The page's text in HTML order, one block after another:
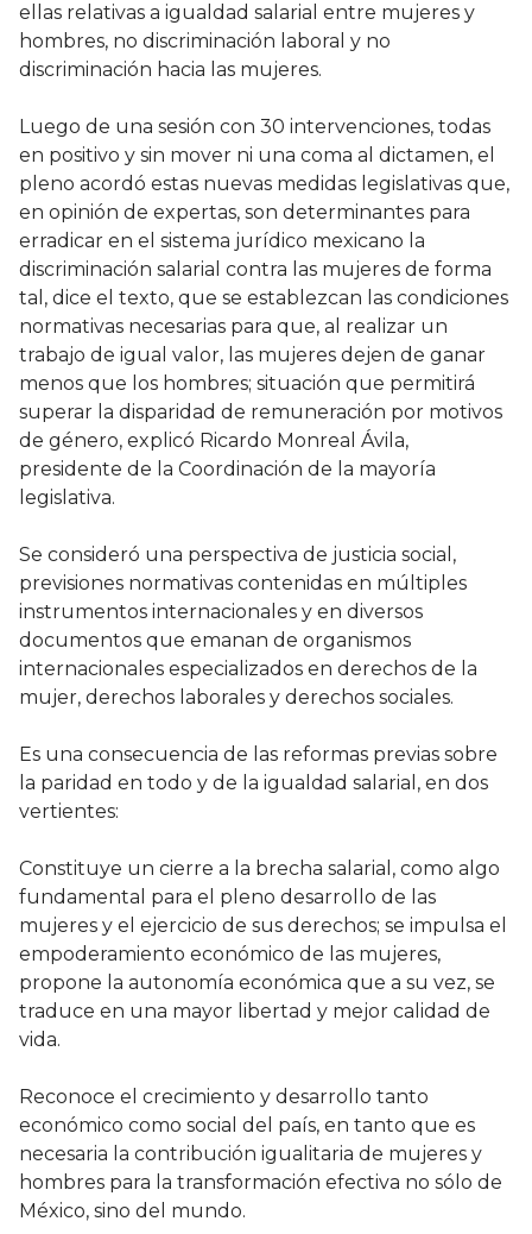
ellas relativas a igualdad salarial entre mujeres y
hombres, no discriminación laboral y no
discriminación hacia las mujeres.
Luego de una sesión con 30 intervenciones, todas
en positivo y sin mover ni una coma al dictamen, el
pleno acordó estas nuevas medidas legislativas que,
en opinión de expertas, son determinantes para
erradicar en el sistema jurídico mexicano la
discriminación salarial contra las mujeres de forma
tal, dice el texto, que se establezcan las condiciones
normativas necesarias para que, al realizar un
trabajo de igual valor, las mujeres dejen de ganar
menos que los hombres; situación que permitirá
superar la disparidad de remuneración por motivos
de género, explicó Ricardo Monreal Ávila,
presidente de la Coordinación de la mayoría
legislativa.
Se consideró una perspectiva de justicia social,
previsiones normativas contenidas en múltiples
instrumentos internacionales y en diversos
documentos que emanan de organismos
internacionales especializados en derechos de la
mujer, derechos laborales y derechos sociales.
Es una consecuencia de las reformas previas sobre
la paridad en todo y de la igualdad salarial, en dos
vertientes:
Constituye un cierre a la brecha salarial, como algo
fundamental para el pleno desarrollo de las
mujeres y el ejercicio de sus derechos; se impulsa el
empoderamiento económico de las mujeres,
propone la autonomía económica que a su vez, se
traduce en una mayor libertad y mejor calidad de
vida.
Reconoce el crecimiento y desarrollo tanto
económico como social del país, en tanto que es
necesaria la contribución igualitaria de mujeres y
hombres para la transformación efectiva no sólo de
México, sino del mundo.